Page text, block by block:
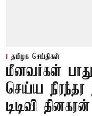
தமிழக செய்திகள்
மீனவர்கள்
செய்ய
டிடிவி தினகரன்